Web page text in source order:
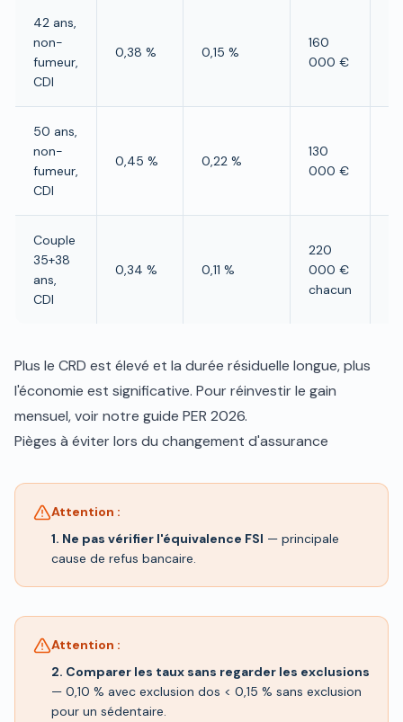
42 ans,
non-
fumeur,
CDI
0,38 % 0,15 %
160
000 €
50 ans,
non-
fumeur,
CDI
0,45 % 0,22 %
130
000 €
Couple
35+38
ans,
CDI
0,34 % 0,11 %
220
000 €
chacun
Plus le CRD est élevé et la durée résiduelle longue, plus
l'économie est significative. Pour réinvestir le gain
mensuel, voir notre guide PER 2026.
Pièges à éviter lors du changement d'assurance
Attention :
1. Ne pas vérifier l'équivalence FSI — principale
cause de refus bancaire.
Attention :
2. Comparer les taux sans regarder les exclusions
— 0,10 % avec exclusion dos < 0,15 % sans exclusion
pour un sédentaire.